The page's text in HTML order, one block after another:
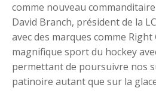
comme nouveau
David Branch, président de la
avec des marques comme
magnifique sport du hockey
permettant de poursuivre nos
patinoire autant que sur la